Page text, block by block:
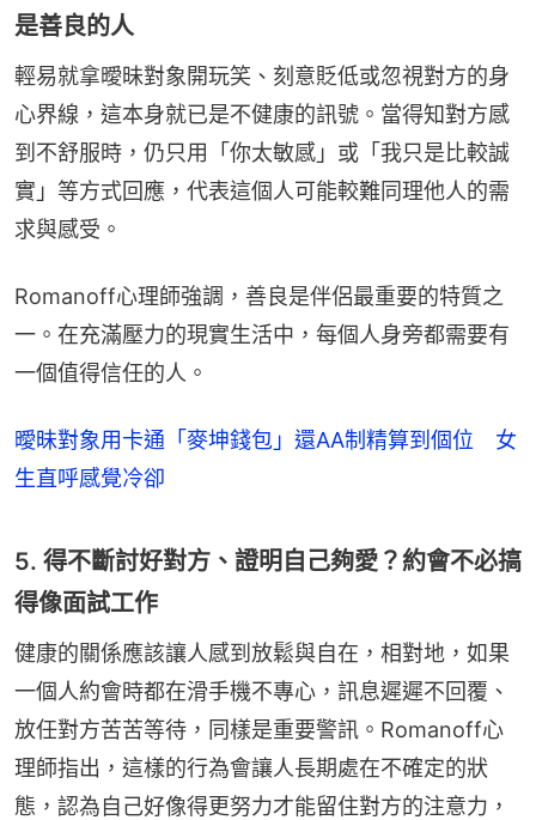
是善良的人
輕易就拿曖昧對象開玩笑、刻意貶低或忽視對方的身
心界線，這本身就已是不健康的訊號。當得知對方感
到不舒服時，仍只用「你太敏感」或「我只是比較誠
實」等方式回應，代表這個人可能較難同理他人的需
求與感受。
Romanoff心理師強調，善良是伴侶最重要的特質之
一。在充滿壓力的現實生活中，每個人身旁都需要有
一個值得信任的人。
曖昧對象用卡通「麥坤錢包」還AA制精算到個位 女
生直呼感覺冷卻
5. 得不斷討好對方、證明自己夠愛？約會不必搞
得像面試工作
健康的關係應該讓人感到放鬆與自在，相對地，如果
一個人約會時都在滑手機不專心，訊息遲遲不回覆、
放任對方苦苦等待，同樣是重要警訊。Romanoff心
理師指出，這樣的行為會讓人長期處在不確定的狀
態，認為自己好像得更努力才能留住對方的注意力，